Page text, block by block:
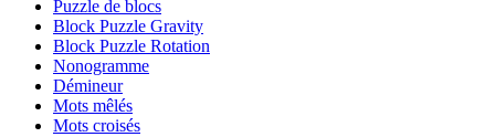
Puzzle de blocs
Block Puzzle Gravity
Block Puzzle Rotation
Nonogramme
Démineur
Mots mêlés
Mots croisés